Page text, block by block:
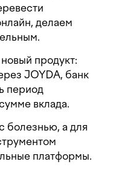
делаем
продукт:
JOYDA, банк
период
вклада.
болезнью, а для
платформы.